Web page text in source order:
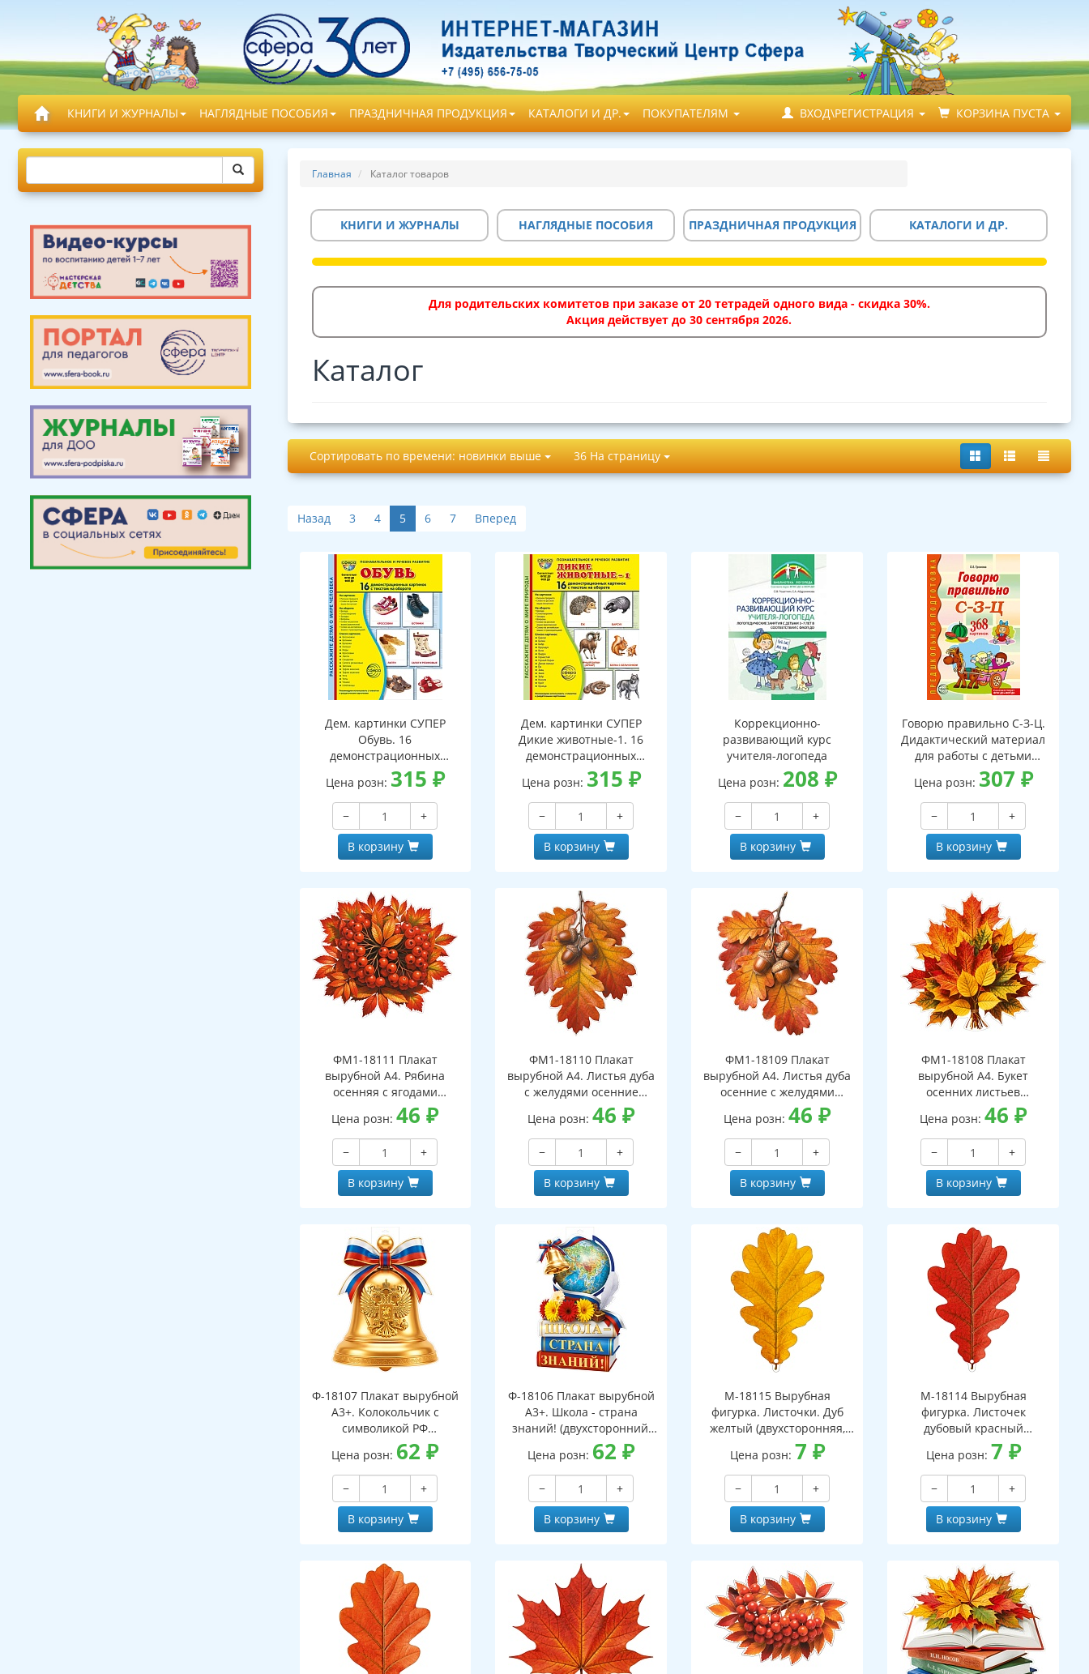
КНИГИ И ЖУРНАЛЫ НАГЛЯДНЫЕ ПОСОБИЯ ПРАЗДНИЧНАЯ ПРОДУКЦИЯ КАТАЛОГИ И ДР. ПОКУПАТЕЛЯМ ВХОД\РЕГИСТРАЦИЯ КОРЗИНА ПУСТА
Главная Каталог товаров
КНИГИ И ЖУРНАЛЫ НАГЛЯДНЫЕ ПОСОБИЯ ПРАЗДНИЧНАЯ ПРОДУКЦИЯ КАТАЛОГИ И ДР.
Для родительских комитетов при заказе от 20 тетрадей одного вида - скидка 30%.
Акция действует до 30 сентября 2026.
Каталог
Сортировать по времени: новинки выше 36 На страницу
Назад 3 4 5 6 7 Вперед
Дем. картинки СУПЕР
Обувь. 16
демонстрационных
картинок с текстом В
ПАПКЕ (173х220 мм)
Цена розн: 315 ₽
−
+
В корзину
Дем. картинки СУПЕР
Дикие животные-1. 16
демонстрационных
картинок с текстом В
ПАПКЕ (173х220 мм)
Цена розн: 315 ₽
−
+
В корзину
Коррекционно-
развивающий курс
учителя-логопеда
Цена розн: 208 ₽
−
+
В корзину
Говорю правильно С-З-Ц.
Дидактический материал
для работы с детьми
дошкольного и младшего
школьного возраста - 2-ое
изд.
Цена розн: 307 ₽
−
+
В корзину
ФМ1-18111 Плакат
вырубной А4. Рябина
осенняя с ягодами
(двухсторонний, ВД-лак)
Цена розн:46₽
−
+
В корзину
ФМ1-18110 Плакат
вырубной А4. Листья дуба
с желудями осенние
(двухсторонний, ВД-лак)
Цена розн:46₽
−
+
В корзину
ФМ1-18109 Плакат
вырубной А4. Листья дуба
осенние с желудями
(двухсторонний, ВД-лак)
Цена розн:46₽
−
+
В корзину
ФМ1-18108 Плакат
вырубной А4. Букет
осенних листьев
(двухсторонний, ВД-лак)
Цена розн:46₽
−
+
В корзину
Ф-18107 Плакат вырубной
А3+. Колокольчик с
символикой РФ
(двухсторонний, ВД-лак)
Цена розн: 62₽
−
+
В корзину
Ф-18106 Плакат вырубной
А3+. Школа - страна
знаний! (двухсторонний,
ВД-лак)
Цена розн: 62₽
−
+
В корзину
М-18115 Вырубная
фигурка. Листочки. Дуб
желтый (двухсторонняя,
ВД-лак)
Цена розн: 7 ₽
−
+
В корзину
М-18114 Вырубная
фигурка. Листочек
дубовый красный
(двухсторонняя, ВД-лак)
Цена розн: 7 ₽
−
+
В корзину